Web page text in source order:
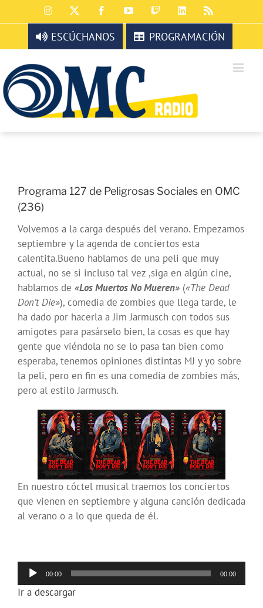
al
contenido
Instagram FacebookYouTubeTwitchLinkedIn
ESCÚCHANOS PROGRAMACIÓN
Programa 127 de Peligrosas Sociales en OMC
(236)
Volvemos a la carga después del verano. Empezamos
septiembre y la agenda de conciertos esta
calentita.Bueno hablamos de una peli que muy
actual, no se si incluso tal vez ,siga en algún cine,
hablamos de «Los Muertos No Mueren» («The Dead
Don’t Die»), comedia de zombies que llega tarde, le
ha dado por hacerla a Jim Jarmusch con todos sus
amigotes para pasárselo bien, la cosas es que hay
gente que viéndola no se lo pasa tan bien como
esperaba, tenemos opiniones distintas MJ y yo sobre
la peli, pero en fin es una comedia de zombies más,
pero al estilo Jarmusch.
En nuestro cóctel musical traemos los conciertos
que vienen en septiembre y alguna canción dedicada
al verano o a lo que queda de él.
Reproductor
de
audio
00:00 00:00
Ir a descargar